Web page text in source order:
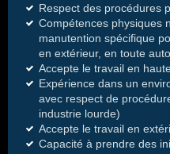
Respect des procédures
Compétences physiques
manutention spécifique
en extérieur, en toute
Accepte le travail en
Expérience dans un
avec respect de
industrie lourde)
Accepte le travail en
Capacité à prendre des